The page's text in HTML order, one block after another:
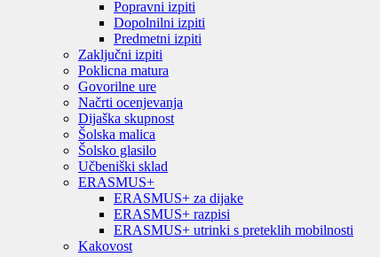
Popravni izpiti
Dopolnilni izpiti
Predmetni izpiti
Zaključni izpiti
Poklicna matura
Govorilne ure
Načrti ocenjevanja
Dijaška skupnost
Šolska malica
Šolsko glasilo
Učbeniški sklad
ERASMUS+
ERASMUS+ za dijake
ERASMUS+ razpisi
ERASMUS+ utrinki s preteklih mobilnosti
Kakovost